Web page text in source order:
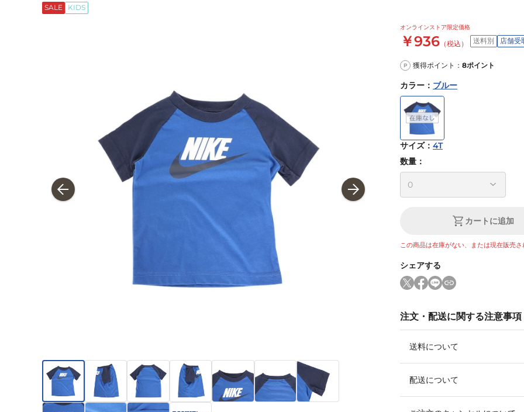
SALE KIDS
オンラインストア限定価格
￥936 （税込） 送料別 店舗受
P 獲得ポイント： 8ポイント
カラー ： ブルー
サイズ： 4T
数量：
カートに追加
この商品は在庫がない、または現在販売さ
シェアする
注文・配送に関する注意事項
送料について
配送について